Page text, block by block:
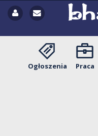
Ogłoszenia Praca